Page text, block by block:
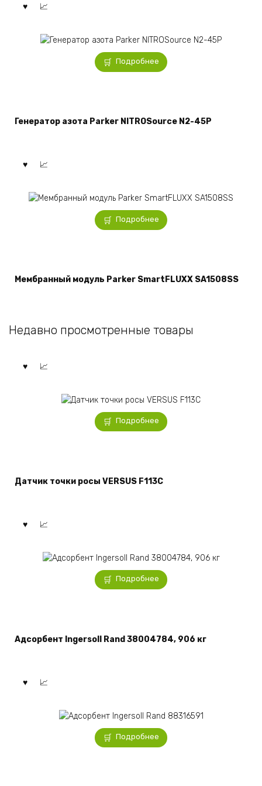
Подробнее
Генератор азота Parker NITROSource N2-45P
Подробнее
Мембранный модуль Parker SmartFLUXX SA1508SS
Недавно просмотренные товары
Подробнее
Датчик точки росы VERSUS F113C
Подробнее
Адсорбент Ingersoll Rand 38004784, 906 кг
Подробнее